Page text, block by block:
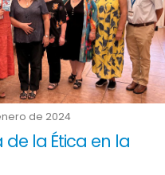
de 2024
la Ética en la